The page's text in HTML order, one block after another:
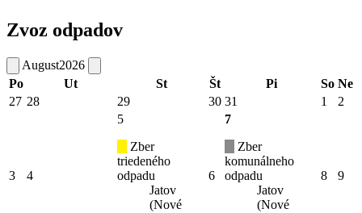
Zvoz odpadov
August2026
Po
Ut St Št Pi So Ne
27 28 29 30 31 1 2
3 4
5
Zber
triedeného
odpadu
Jatov
(Nové
6
7
Zber
komunálneho
odpadu
Jatov
(Nové
8 9